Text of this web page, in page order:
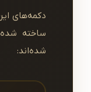
دکمه‌های
ساخته
شده‌اند: